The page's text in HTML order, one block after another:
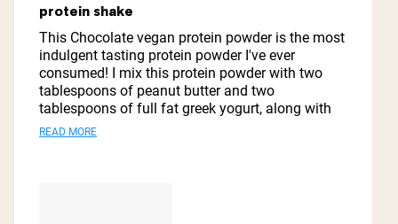
of
stars
protein shake
This Chocolate vegan protein powder is the most
indulgent tasting protein powder I've ever
consumed! I mix this protein powder with two
tablespoons of peanut butter and two
tablespoons of full fat greek yogurt, along with
one tablespoon of honey and one cup of organic
READ MORERead